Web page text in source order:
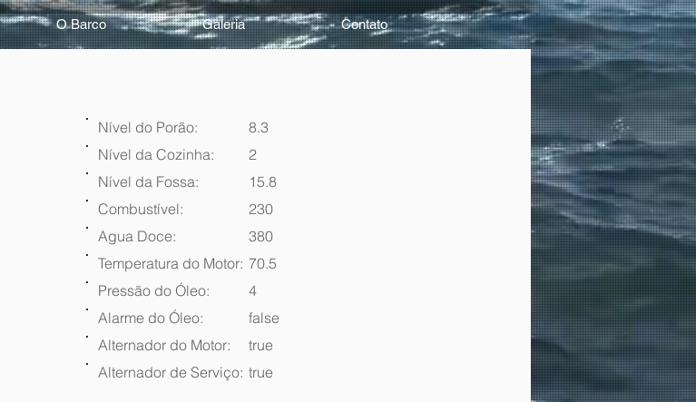
O Barco Galeria Contato
Nível do Porão:
8.3
Nível da Cozinha:
2
Nível da Fossa:
15.8
Combustível:
230
Agua Doce:
380
Temperatura do Motor: 70.5
Pressão do Óleo:
4
Alarme do Óleo:
false
Alternador do Motor:
true
Alternador de Serviço: true